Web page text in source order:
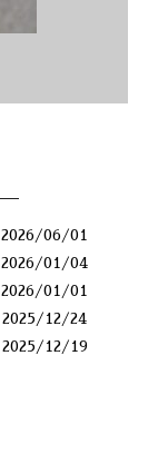
2026/06/01
2026/01/04
2026/01/01
2025/12/24
2025/12/19